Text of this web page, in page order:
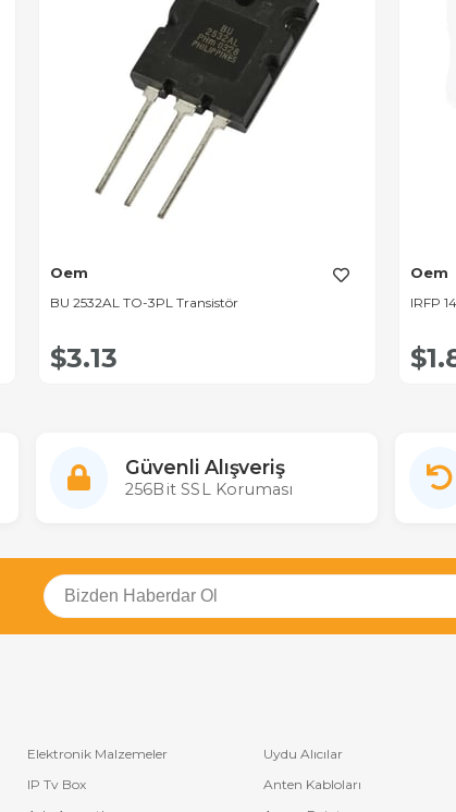
Oem
BU 2532AL TO-3PL Transistör
$3.13
Oem
IRFP
Güvenli Alışveriş
256Bit SSL Koruması
Elektronik Malzemeler Uydu Alıcılar
IP Tv Box Anten Kabloları